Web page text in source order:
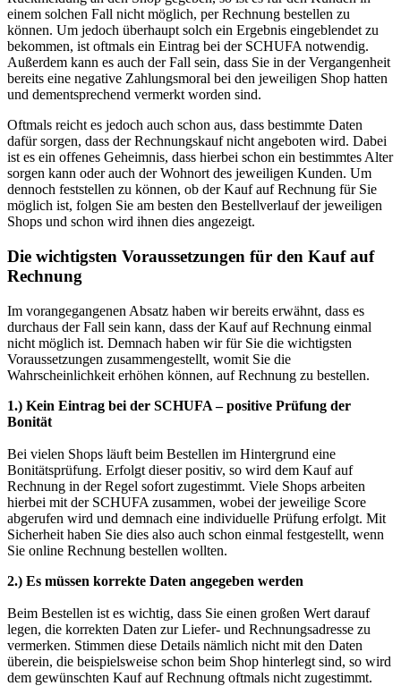
einem solchen Fall nicht möglich, per Rechnung bestellen zu
können. Um jedoch überhaupt solch ein Ergebnis eingeblendet zu
bekommen, ist oftmals ein Eintrag bei der SCHUFA notwendig.
Außerdem kann es auch der Fall sein, dass Sie in der Vergangenheit
bereits eine negative Zahlungsmoral bei den jeweiligen Shop hatten
und dementsprechend vermerkt worden sind.
Oftmals reicht es jedoch auch schon aus, dass bestimmte Daten
dafür sorgen, dass der Rechnungskauf nicht angeboten wird. Dabei
ist es ein offenes Geheimnis, dass hierbei schon ein bestimmtes Alter
sorgen kann oder auch der Wohnort des jeweiligen Kunden. Um
dennoch feststellen zu können, ob der Kauf auf Rechnung für Sie
möglich ist, folgen Sie am besten den Bestellverlauf der jeweiligen
Shops und schon wird ihnen dies angezeigt.
Die wichtigsten Voraussetzungen für den Kauf auf
Rechnung
Im vorangegangenen Absatz haben wir bereits erwähnt, dass es
durchaus der Fall sein kann, dass der Kauf auf Rechnung einmal
nicht möglich ist. Demnach haben wir für Sie die wichtigsten
Voraussetzungen zusammengestellt, womit Sie die
Wahrscheinlichkeit erhöhen können, auf Rechnung zu bestellen.
1.) Kein Eintrag bei der SCHUFA – positive Prüfung der
Bonität
Bei vielen Shops läuft beim Bestellen im Hintergrund eine
Bonitätsprüfung. Erfolgt dieser positiv, so wird dem Kauf auf
Rechnung in der Regel sofort zugestimmt. Viele Shops arbeiten
hierbei mit der SCHUFA zusammen, wobei der jeweilige Score
abgerufen wird und demnach eine individuelle Prüfung erfolgt. Mit
Sicherheit haben Sie dies also auch schon einmal festgestellt, wenn
Sie online Rechnung bestellen wollten.
2.) Es müssen korrekte Daten angegeben werden
Beim Bestellen ist es wichtig, dass Sie einen großen Wert darauf
legen, die korrekten Daten zur Liefer- und Rechnungsadresse zu
vermerken. Stimmen diese Details nämlich nicht mit den Daten
überein, die beispielsweise schon beim Shop hinterlegt sind, so wird
dem gewünschten Kauf auf Rechnung oftmals nicht zugestimmt.